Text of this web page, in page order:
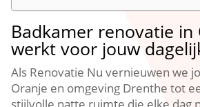
Badkamer renovatie in
werkt voor jouw
Als Renovatie Nu vernieuwen we
Oranje en omgeving Drenthe tot